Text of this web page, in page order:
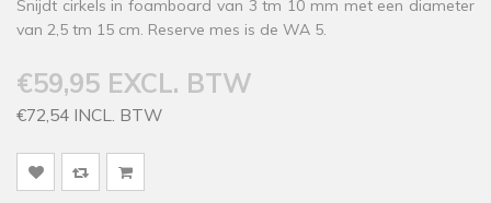
Snijdt cirkels in foamboard van 3 tm 10 mm met een diameter
van 2,5 tm 15 cm. Reserve mes is de WA 5.
€59,95 EXCL. BTW
€72,54 INCL. BTW